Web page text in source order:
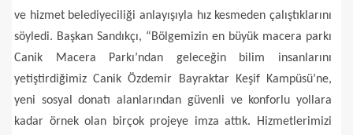
ve hizmet belediyeciliği anlayışıyla hız kesmeden çalıştıklarını
söyledi. Başkan Sandıkçı, “Bölgemizin en büyük macera parkı
Canik Macera Parkı’ndan geleceğin bilim insanlarını
yetiştirdiğimiz Canik Özdemir Bayraktar Keşif Kampüsü’ne,
yeni sosyal donatı alanlarından güvenli ve konforlu yollara
kadar örnek olan birçok projeye imza attık. Hizmetlerimizi